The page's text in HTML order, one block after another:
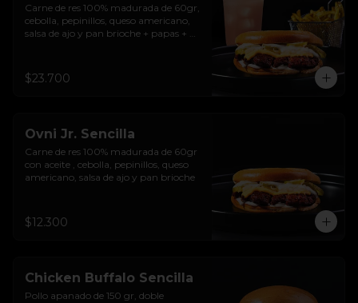
Carne de res 100% madurada de 60gr,
cebolla, pepinillos, queso americano,
salsa de ajo y pan brioche + papas +
$23.700
Ovni Jr. Sencilla
Carne de res 100% madurada de 60gr
con aceite , cebolla, pepinillos, queso
americano, salsa de ajo y pan brioche
$12.300
Chicken Buffalo Sencilla
Pollo apanado de 150 gr, doble